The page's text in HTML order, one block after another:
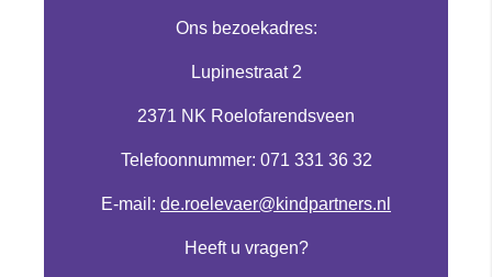
Ons bezoekadres:
Lupinestraat 2
2371 NK Roelofarendsveen
Telefoonnummer: 071 331 36 32
E-mail: de.roelevaer@kindpartners.nl
Heeft u vragen?